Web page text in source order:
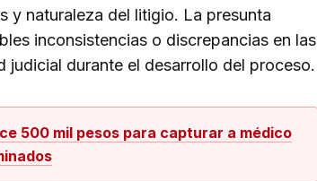
y naturaleza del litigio. La presunta
inconsistencias o discrepancias en las
judicial durante el desarrollo del proceso.
500 mil pesos para capturar a médico